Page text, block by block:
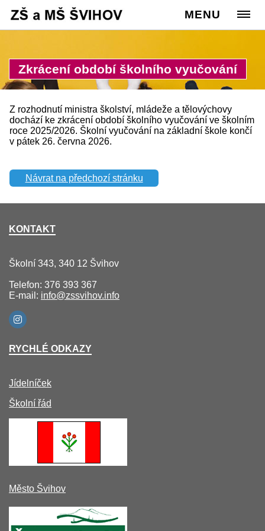
MENU
Zkrácení období školního vyučování
Cesta:www.zssvihov.info
Úvod
Z rozhodnutí ministra školství, mládeže a tělovýchovy
dochází ke zkrácení období školního vyučování ve školním
roce 2025/2026. Školní vyučování na základní škole končí
v pátek 26. června 2026.
Návrat na předchozí stránku
KONTAKT
Školní 343, 340 12 Švihov
Telefon: 376 393 367
E-mail: info@zssvihov.info
RYCHLÉ ODKAZY
Jídelníček
Školní řád
Město Švihov